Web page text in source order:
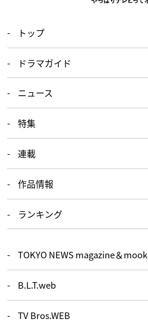
トップ
ドラマガイド
ニュース
特集
連載
作品情報
ランキング
TOKYO NEWS magazine＆mook
B.L.T.web
TV Bros.WEB